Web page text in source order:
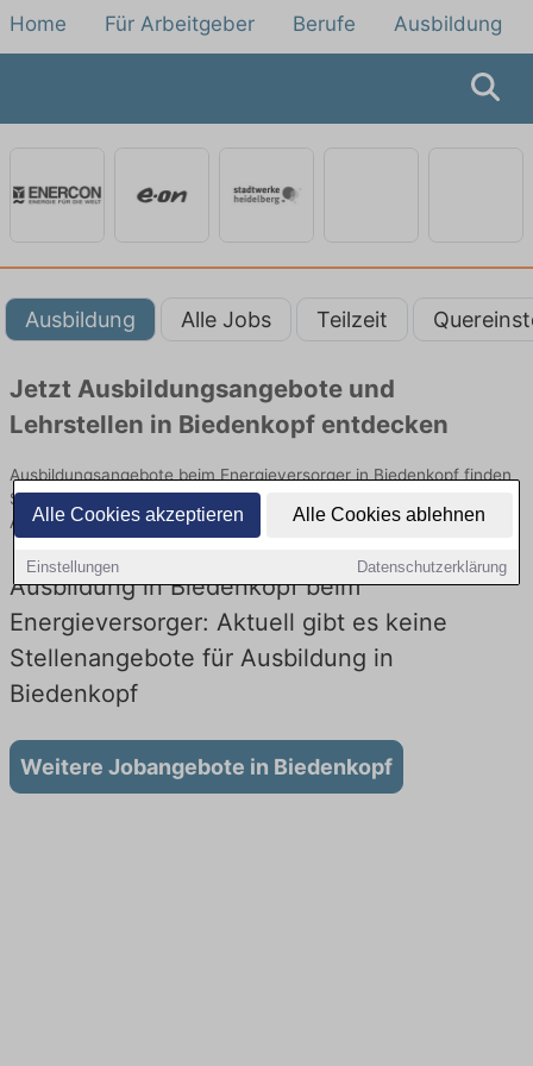
Alle Cookies akzeptieren Alle Cookies ablehnen
Einstellungen Datenschutzerklärung
Home Für Arbeitgeber Berufe Ausbildung
Ausbildung Alle Jobs Teilzeit
Jetzt Ausbildungsangebote und
Lehrstellen in Biedenkopf entdecken
Ausbildungsangebote beim Energieversorger in Biedenkopf finden
Sie von namhaften Firmen. Entdecken Sie freie Optionen von Top-
Arbeitgebern und bewerben Sie sich noch heute.
Ausbildung in Biedenkopf beim
Energieversorger: Aktuell gibt es keine
Stellenangebote für Ausbildung in
Biedenkopf
Weitere Jobangebote in Biedenkopf